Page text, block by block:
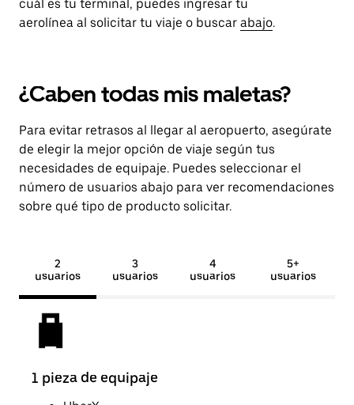
cuál es tu terminal, puedes ingresar tu
aerolínea al solicitar tu viaje o buscar abajo.
¿Caben todas mis maletas?
Para evitar retrasos al llegar al aeropuerto, asegúrate
de elegir la mejor opción de viaje según tus
necesidades de equipaje. Puedes seleccionar el
número de usuarios abajo para ver recomendaciones
sobre qué tipo de producto solicitar.
2
usuarios
3
usuarios
4
usuarios
5+
usuarios
1 pieza de equipaje